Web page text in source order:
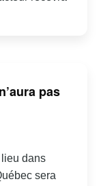
pas
dans
sera